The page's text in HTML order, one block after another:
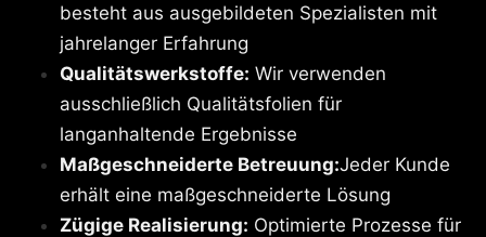
besteht aus ausgebildeten Spezialisten mit
jahrelanger Erfahrung
Qualitätswerkstoffe: Wir verwenden
ausschließlich Qualitätsfolien für
langanhaltende Ergebnisse
Maßgeschneiderte Betreuung:Jeder Kunde
erhält eine maßgeschneiderte Lösung
Zügige Realisierung: Optimierte Prozesse für